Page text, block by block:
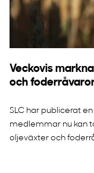
Veckovis
och
SLC har publicerat
medlemmar nu kan
oljeväxter och